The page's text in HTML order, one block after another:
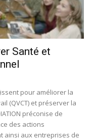
Santé et
pour améliorer la
(QVCT) et préserver la
préconise de
des actions
ainsi aux entreprises de